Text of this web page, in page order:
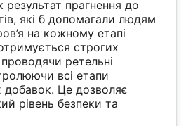
результат прагнення до
які б допомагали людям
на кожному етапі
строгих
ретельні
всі етапи
добавок. Це дозволяє
рівень безпеки та